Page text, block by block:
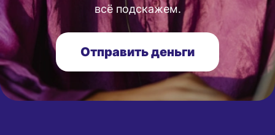
всё подскажем.
Отправить деньги